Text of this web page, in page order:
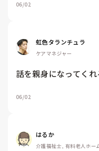
06/02
虹色タランチュラ
ケアマネジャー
話を親身になってく
06/02
はるか
介護福祉士, 有料老人ホー